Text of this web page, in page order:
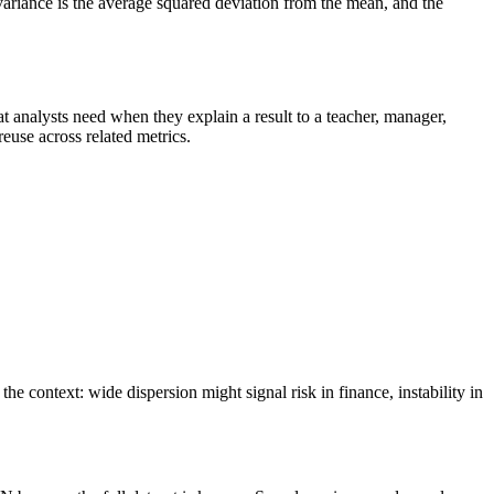
need when they explain a result to a teacher, manager,
across related metrics.
the context: wide dispersion might signal risk in finance, instability in